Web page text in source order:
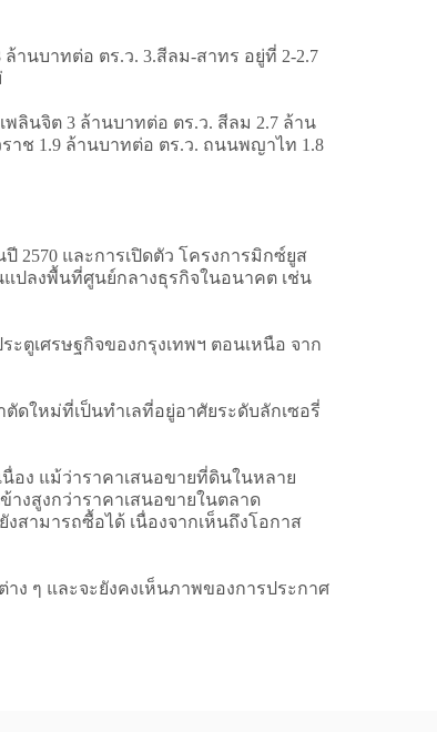
านบาทต่อ ตร.ว. 3.สีลม-สาทร อยู่ที่ 2-2.7
ลินจิต 3 ล้านบาทต่อ ตร.ว. สีลม 2.7 ล้าน
าช 1.9 ล้านบาทต่อ ตร.ว. ถนนพญาไท 1.8
2570 และการเปิดตัว โครงการมิกซ์ยูส
ปลงพื้นที่ศูนย์กลางธุรกิจในอนาคต เช่น
ตูเศรษฐกิจของกรุงเทพฯ ตอนเหนือ จาก
ดใหม่ที่เป็นทำเลที่อยู่อาศัยระดับลักเซอรี่
อง แม้ว่าราคาเสนอขายที่ดินในหลาย
งสูงกว่าราคาเสนอขายในตลาด
สามารถซื้อได้ เนื่องจากเห็นถึงโอกาส
ๆ และจะยังคงเห็นภาพของการประกาศ